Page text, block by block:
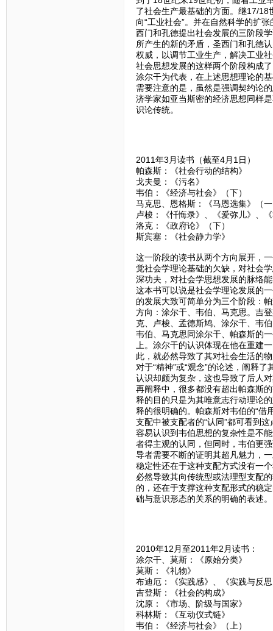
了社会生产最基础的方面。继17/18
向“工业社会”。并在自然科学的扩
西门和孔德提出社会发展的三阶段
所产生的新的矛盾，圣西门和孔德
权威，以调节工业生产，解决工业
社会思想发展的这样两个阶段构成
涂尔干为代表，在上述思想理论的
需要注意的是，虽然是强调契约论
济学家如亚当斯密的经济思想同样
识论传统。
2011年3月读书（截至4月1日）
帕森斯：《社会行动的结构》
戈夫曼：《污名》
韦伯：《经济与社会》（下）
马克思、恩格斯：《马恩选集》（
卢梭：《忏悔录》、《爱弥儿》、
洛克：《政府论》（下）
斯宾塞：《社会静力学》
这一阶段的读书从两个方向展开，
觉社会学理论基础的欠缺，对社会
深功夫，对社会学思想发展的脉络
这本书可以说是社会学理论发展的
的发展大致可简单分为三个阶段：
方向：涂尔干、韦伯、马克思。吉
克、卢梭、孟德斯鸠、涂尔干、韦
韦伯、马克思同涂尔干、帕森斯的一
上。涂尔干的认识体现在他在重建
此，就必然导致了其对社会生活的
对于“精神”或“观念”的论述，阐释
认识却颇为复杂，这也导致了后人
再阐释中，很多都没有超出帕森斯
释的目的只是为其唯意志行动理论
释的很明确的。帕森斯对韦伯的“借
支配中被支配者的“认同”都可看到
容易认识到韦伯思想的复杂性是不
者得主观的认同，但同时，韦伯更
导者需要不断的证明其超凡魅力，
稳定性还在于这种支配方式没有一
必然导致其向传统型或法理型支配
的，还在于支撑这种支配形式的稳
础与意识形态的关系的明确的表述。
2010年12月至2011年2月读书：
涂尔干、莫斯：《原始分类》
莫斯：《礼物》
布迪厄：《实践感》、《实践与反
吉登斯：《社会的构成》
沈原：《市场、阶级与国家》
科林斯：《互动仪式链》
韦伯：《经济与社会》（上）